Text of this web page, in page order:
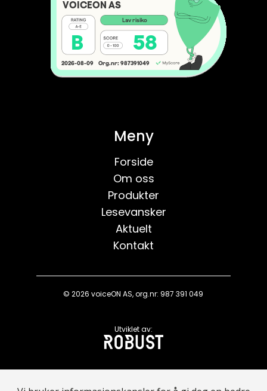
Meny
Forside
Om oss
Produkter
Lesevansker
Aktuelt
Kontakt
© 2026 voiceON AS, org.nr: 987 391 049
Utviklet av: